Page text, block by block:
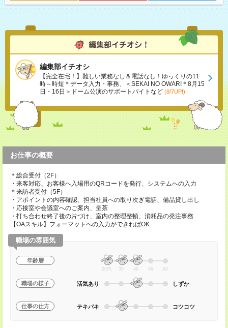
編集部イチオシ
【完全在宅！】難しい業務なし＆電話なし！ゆっくりの11
時～時短＊データ入力・事務、＜SEKAI NO OWARI＊8月15
日・16日＞ドーム公演のサポートバイトなど (8/7UP!)
お仕事の概要
＊総合受付（2F）
・来客対応、お客様へ入場用のQRコードを発行、システムへの入力
＊来訪者受付（5F）
・アポイントの内容確認、担当社員への取り次ぎ電話、備品貸し出し
・応接室や会議室へのご案内、呈茶
・打ち合わせ終了後の片づけ、室内の整理整頓、消耗品の発注事務
【OAスキル】フォーマットへの入力ができればOK
職場の雰囲気
年齢層
20代 30 40 50 60
職場の様子 活気あり しずか
仕事の仕方 テキパキ コツコツ